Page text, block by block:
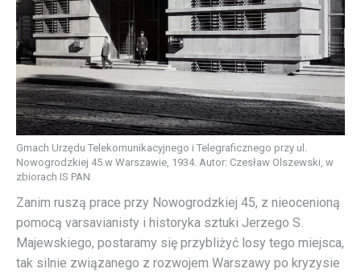
Gmach Urzędu Telekomunikacyjnego i Telegraficznego przy ul.
Nowogrodzkiej 45 w Warszawie, 1934. Autor: Czesław Olszewski, w
zbiorach IS PAN
Zanim ruszą prace przy Nowogrodzkiej 45, z nieocenioną
pomocą varsavianisty i historyka sztuki Jerzego S.
Majewskiego, postaramy się przybliżyć losy tego miejsca,
tak silnie związanego z rozwojem Warszawy po kryzysie